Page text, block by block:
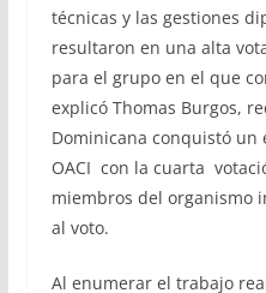
técnicas y las gestiones
resultaron en una alta
para el grupo en el que
explicó Thomas Burgos,
Dominicana conquistó un
OACI con la cuarta
miembros del organismo
al voto.
Al enumerar el trabajo